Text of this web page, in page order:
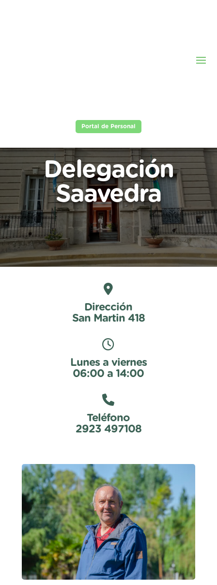
Portal de Personal
Delegación
Saavedra
Dirección
San Martin 418
Lunes a viernes
06:00 a 14:00
Teléfono
2923 497108